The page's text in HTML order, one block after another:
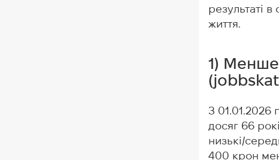
результаті
життя.
1) Менше
З 01.01.2026
досяг 66
низькі/
400 крон